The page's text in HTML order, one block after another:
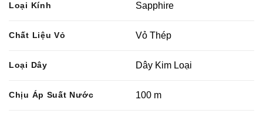
Loại Kính Sapphire
Chất Liệu Vỏ Vỏ Thép
Loại Dây Dây Kim Loại
Chịu Áp Suất Nước 100 m